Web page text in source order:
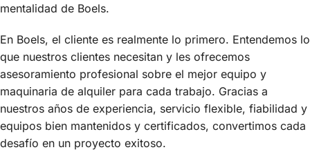
mentalidad de Boels.
En Boels, el cliente es realmente lo primero. Entendemos lo
que nuestros clientes necesitan y les ofrecemos
asesoramiento profesional sobre el mejor equipo y
maquinaria de alquiler para cada trabajo. Gracias a
nuestros años de experiencia, servicio flexible, fiabilidad y
equipos bien mantenidos y certificados, convertimos cada
desafío en un proyecto exitoso.